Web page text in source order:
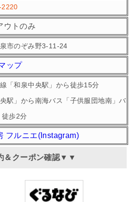
ウトのみ
市のぞみ野3-11-24
ップ
「和泉中央駅」から徒歩15分
央駅」から南海バス「子供服団地南」バ
徒歩2分
フルニエ(Instagram)
クーポン確認▼▼